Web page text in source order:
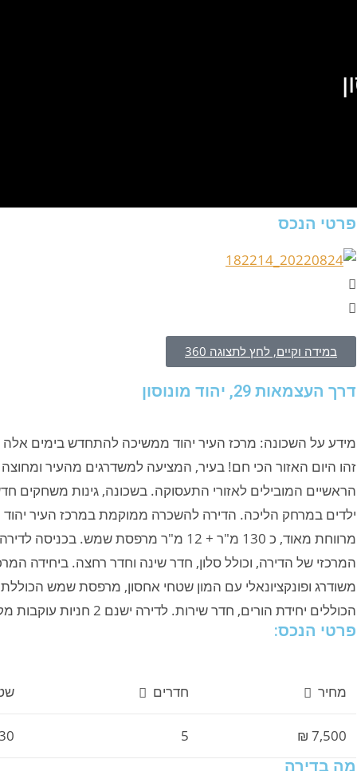
פרטי הנכס
במידה וקיים, לחץ לתצוגה 360
דרך העצמאות 29, יהוד מונוסון
מידע על השכונה: מרכז העיר יהוד ממשיכה להתחדש בימים אלה
זהו היום האזור הכי חם! בעיר, המציעה למשדרגים מהעיר
הראשיים המובילים לאזורי התעסוקה. בשכונה, גינות משחקים
מרווחת מאוד, כ 130 מ"ר + 12 מ"ר מרפסת
המרכזי של הדירה, וכולל סלון, חדר שינה וחדר רחצה. ביחידה
הכוללים יחידת הורים, חדר שירות. לדירה ישנם 2 חניות עוקבות מקורות ומחסן. אכלוס מידי!
פרטי הנכס:
מחיר חדרים
7,500 ₪
5
מה בדירה